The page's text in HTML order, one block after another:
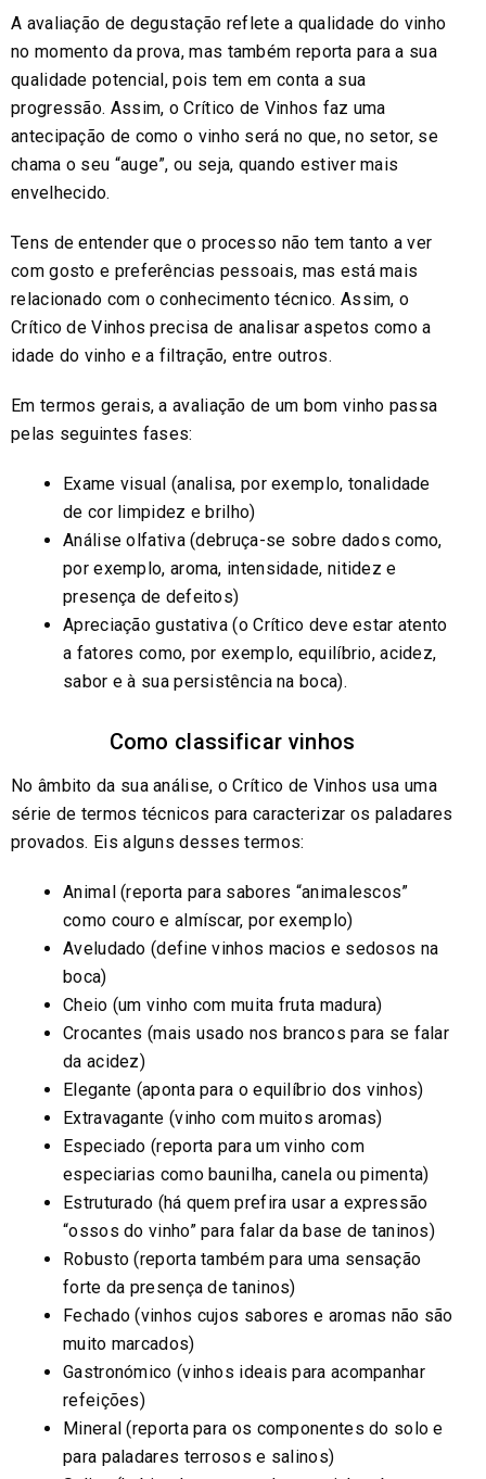
A avaliação de degustação reflete a qualidade do vinho
no momento da prova, mas também reporta para a sua
qualidade potencial, pois tem em conta a sua
progressão. Assim, o Crítico de Vinhos faz uma
antecipação de como o vinho será no que, no setor, se
chama o seu “auge”, ou seja, quando estiver mais
envelhecido.
Tens de entender que o processo não tem tanto a ver
com gosto e preferências pessoais, mas está mais
relacionado com o conhecimento técnico. Assim, o
Crítico de Vinhos precisa de analisar aspetos como a
idade do vinho e a filtração, entre outros.
Em termos gerais, a avaliação de um bom vinho passa
pelas seguintes fases:
Exame visual (analisa, por exemplo, tonalidade
de cor limpidez e brilho)
Análise olfativa (debruça-se sobre dados como,
por exemplo, aroma, intensidade, nitidez e
presença de defeitos)
Apreciação gustativa (o Crítico deve estar atento
a fatores como, por exemplo, equilíbrio, acidez,
sabor e à sua persistência na boca).
Como classificar vinhos
No âmbito da sua análise, o Crítico de Vinhos usa uma
série de termos técnicos para caracterizar os paladares
provados. Eis alguns desses termos:
Animal (reporta para sabores “animalescos”
como couro e almíscar, por exemplo)
Aveludado (define vinhos macios e sedosos na
boca)
Cheio (um vinho com muita fruta madura)
Crocantes (mais usado nos brancos para se falar
da acidez)
Elegante (aponta para o equilíbrio dos vinhos)
Extravagante (vinho com muitos aromas)
Especiado (reporta para um vinho com
especiarias como baunilha, canela ou pimenta)
Estruturado (há quem prefira usar a expressão
“ossos do vinho” para falar da base de taninos)
Robusto (reporta também para uma sensação
forte da presença de taninos)
Fechado (vinhos cujos sabores e aromas não são
muito marcados)
Gastronómico (vinhos ideais para acompanhar
refeições)
Mineral (reporta para os componentes do solo e
para paladares terrosos e salinos)